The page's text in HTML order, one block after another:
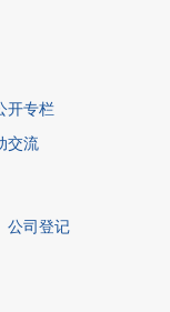
开专栏
交流
公司登记